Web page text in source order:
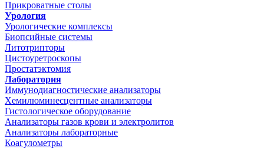
Прикроватные столы
Урология
Урологические комплексы
Биопсийные системы
Литотрипторы
Цистоуретроскопы
Простатэктомия
Лаборатория
Иммунодиагностические анализаторы
Хемилюминесцентные анализаторы
Гистологическое оборудование
Анализаторы газов крови и электролитов
Анализаторы лабораторные
Коагулометры